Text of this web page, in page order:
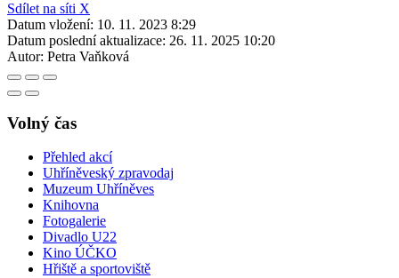
Sdílet na síti X
Datum vložení: 10. 11. 2023 8:29
Datum poslední aktualizace: 26. 11. 2025 10:20
Autor: Petra Vaňková
Volný čas
Přehled akcí
Uhříněveský zpravodaj
Muzeum Uhříněves
Knihovna
Fotogalerie
Divadlo U22
Kino ÚČKO
Hřiště a sportoviště